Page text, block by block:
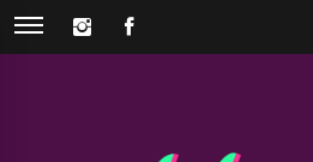
Skip
INSTAGRAM